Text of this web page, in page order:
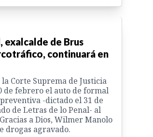
de Brus
continuará en
Corte Suprema de Justicia
de febrero el auto de formal
-dictado el 31 de
de Letras de lo Penal- al
a Dios, Wilmer Manolo
drogas agravado.